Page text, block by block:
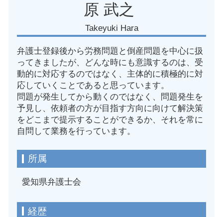
原 武之
Takeyuki Hara
弁護士登録後から労務問題と倒産問題を中心に扱
ってきましたが、どんな時にも意識するのは、受
動的に対応するのではなく、主体的に積極的に対
応していくことであると思っています。
問題が発生してから動くのではなく、問題発生を
予見し、依頼者の方が目指す方向に向けて解決策
をどこまで提示することができるか、それを常に
自問して業務を行っています。
所属
愛知県弁護士会
経歴